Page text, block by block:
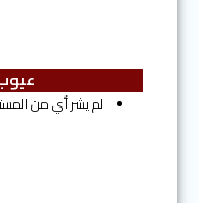
لم يشر أي من